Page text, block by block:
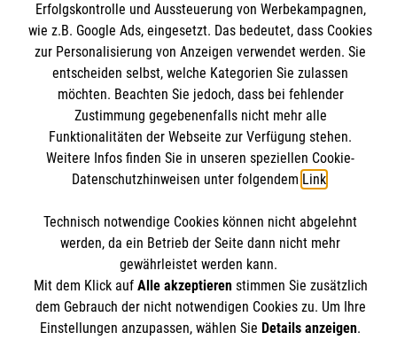
Spenden & Helfen
Angebote & Leistungen
Kursangebote
Mitarbeiten & Aktiv werden
Informationen
Kontakt
Presse und Medien
Impressum
Datenschutz
Malteser online
Malteserorden
Malteser International
Sharepoint
Spendenkonto
Empfänger: Malteser Hilfsdienst e.V.
IBAN: DE90 6005 0101 0001 2706 88
BIC: SOLADEST600
Der Malteser Hilfsdienst e.V. ist als eingetragene
gemeinnützige Organisation von der Körperschaft- und
Erfolgskontrolle und Aussteuerung von Werbekampagnen,
wie z.B. Google Ads, eingesetzt. Das bedeutet, dass Cookies
zur Personalisierung von Anzeigen verwendet werden. Sie
entscheiden selbst, welche Kategorien Sie zulassen
möchten. Beachten Sie jedoch, dass bei fehlender
Zustimmung gegebenenfalls nicht mehr alle
Funktionalitäten der Webseite zur Verfügung stehen.
Weitere Infos finden Sie in unseren speziellen Cookie-
Datenschutzhinweisen unter folgendem Link.
Technisch notwendige Cookies können nicht abgelehnt
werden, da ein Betrieb der Seite dann nicht mehr
gewährleistet werden kann.
Mit dem Klick auf Alle akzeptierenstimmen Sie zusätzlich
dem Gebrauch der nicht notwendigen Cookies zu. Um Ihre
Einstellungen anzupassen, wählen Sie Details anzeigen.